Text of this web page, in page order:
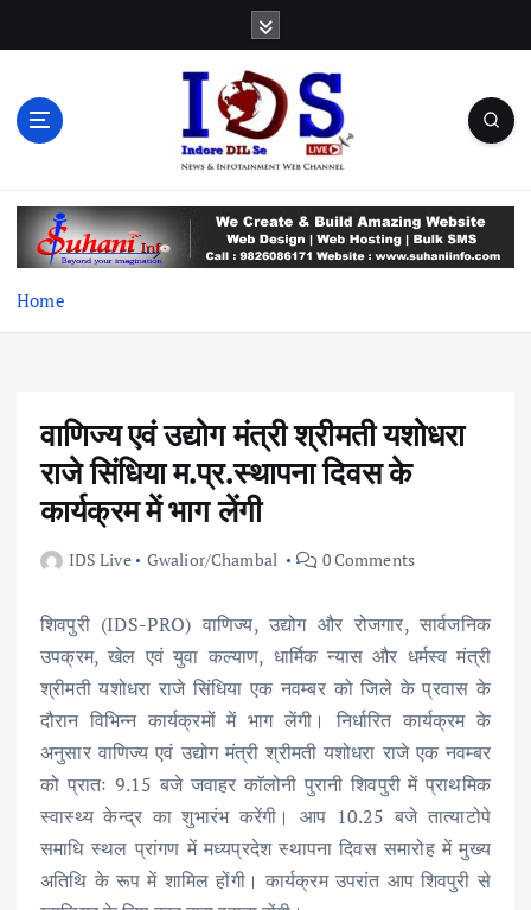
t
Home
वाणिज्य एवं उद्योग मंत्री श्रीमती यशोधरा
राजे सिंधिया म.प्र.स्थापना दिवस के
कार्यक्रम में भाग लेंगी
IDS Live Gwalior/Chambal 0 Comments
शिवपुरी (IDS-PRO) वाणिज्य, उद्योग और रोजगार, सार्वजनिक
उपक्रम, खेल एवं युवा कल्याण, धार्मिक न्यास और धर्मस्व मंत्री
श्रीमती यशोधरा राजे सिंधिया एक नवम्बर को जिले के प्रवास के
दौरान विभिन्न कार्यक्रमों में भाग लेंगी। निर्धारित कार्यक्रम के
अनुसार वाणिज्य एवं उद्योग मंत्री श्रीमती यशोधरा राजे एक नवम्बर
को प्रातः 9.15 बजे जवाहर काॅलोनी पुरानी शिवपुरी में प्राथमिक
स्वास्थ्य केन्द्र का शुभारंभ करेंगी। आप 10.25 बजे तात्याटोपे
समाधि स्थल प्रांगण में मध्यप्रदेश स्थापना दिवस समारोह में मुख्य
अतिथि के रूप में शामिल होंगी। कार्यक्रम उपरांत आप शिवपुरी से